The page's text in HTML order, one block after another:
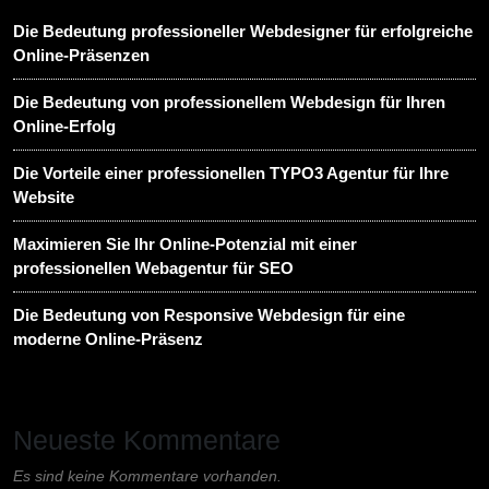
Die Bedeutung professioneller Webdesigner für erfolgreiche
Online-Präsenzen
Die Bedeutung von professionellem Webdesign für Ihren
Online-Erfolg
Die Vorteile einer professionellen TYPO3 Agentur für Ihre
Website
Maximieren Sie Ihr Online-Potenzial mit einer
professionellen Webagentur für SEO
Die Bedeutung von Responsive Webdesign für eine
moderne Online-Präsenz
Neueste Kommentare
Es sind keine Kommentare vorhanden.